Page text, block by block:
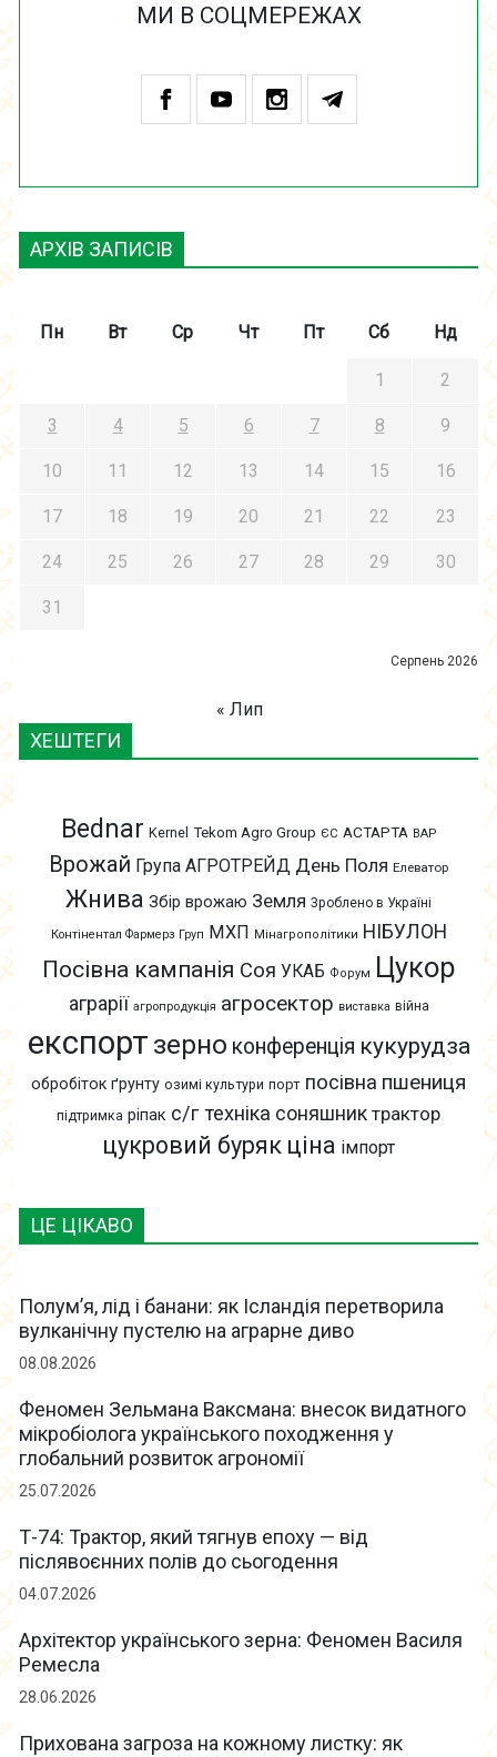
МИ В СОЦМЕРЕЖАХ
ЦЕ ЦІКАВО
Полум’я, лід і банани: як Ісландія перетворила
вулканічну пустелю на аграрне диво
08.08.2026
Феномен Зельмана Ваксмана: внесок видатного
мікробіолога українського походження у
глобальний розвиток агрономії
25.07.2026
Т-74: Трактор, який тягнув епоху — від
післявоєнних полів до сьогодення
04.07.2026
Архітектор українського зерна: Феномен Василя
Ремесла
28.06.2026
Прихована загроза на кожному листку: як
АРХІВ ЗАПИСІВ
Серпень 2026
Пн Вт Ср Чт Пт Сб Нд
1 2
3 4 5 6 7 8 9
10 11 12 13 14 15 16
17 18 19 20 21 22 23
24 25 26 27 28 29 30
31
« Лип
ХЕШТЕГИ
Bednar Kernel Tekom Agro Group ЄС АСТАРТА ВАР
Врожай Група АГРОТРЕЙД День Поля Елеватор
Жнива Збір врожаю Земля Зроблено в Україні
Контінентал Фармерз Груп МХП Мінагрополітики НІБУЛОН
Посівна кампанія Соя УКАБ Форум Цукор
аграрії агропродукція агросектор виставка війна
експорт зерно конференція кукурудза
обробіток ґрунту озимі культури порт посівна пшениця
підтримка ріпак с/г техніка соняшник трактор
цукровий буряк ціна імпорт